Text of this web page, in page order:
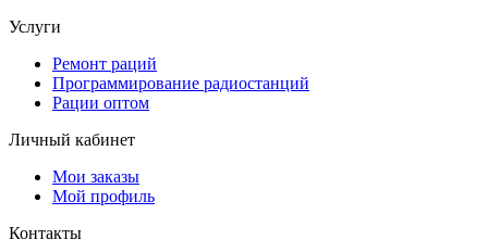
Услуги
Ремонт раций
Программирование радиостанций
Рации оптом
Личный кабинет
Мои заказы
Мой профиль
Контакты